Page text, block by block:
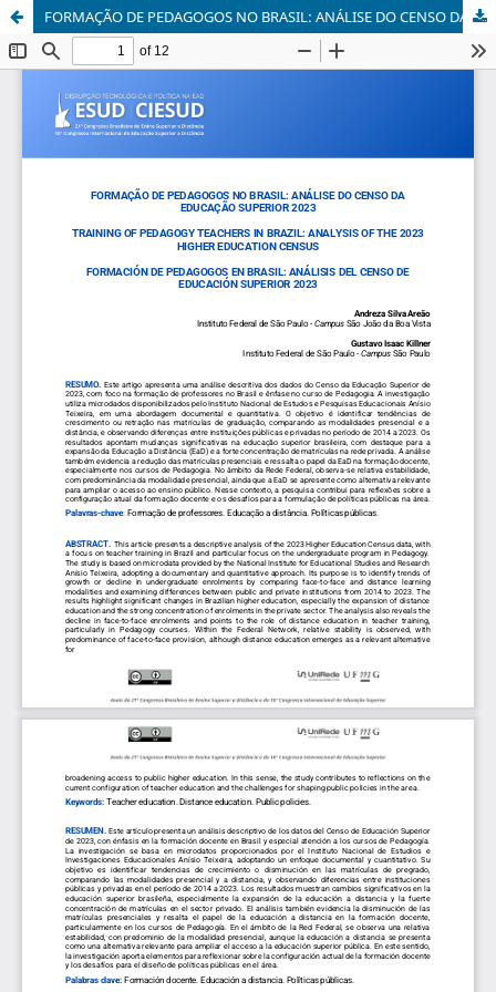
FORMAÇÃO DE PEDAGOGOS NO BRASIL: ANÁLISE DO CENSO DA EDUCAÇÃO SUPERIOR 2023